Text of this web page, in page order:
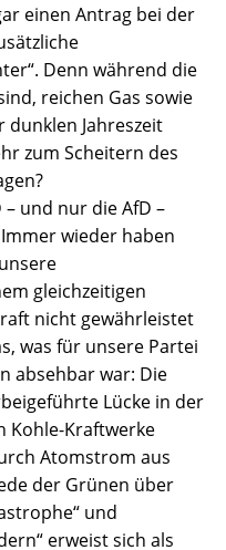
einen Antrag bei der
Denn während die
reichen Gas sowie
Jahreszeit
zum Scheitern des
und nur die AfD –
wieder haben
gleichzeitigen
nicht gewährleistet
was für unsere Partei
absehbar war: Die
Lücke in der
Kohle-Kraftwerke
Atomstrom aus
der Grünen über
und
erweist sich als